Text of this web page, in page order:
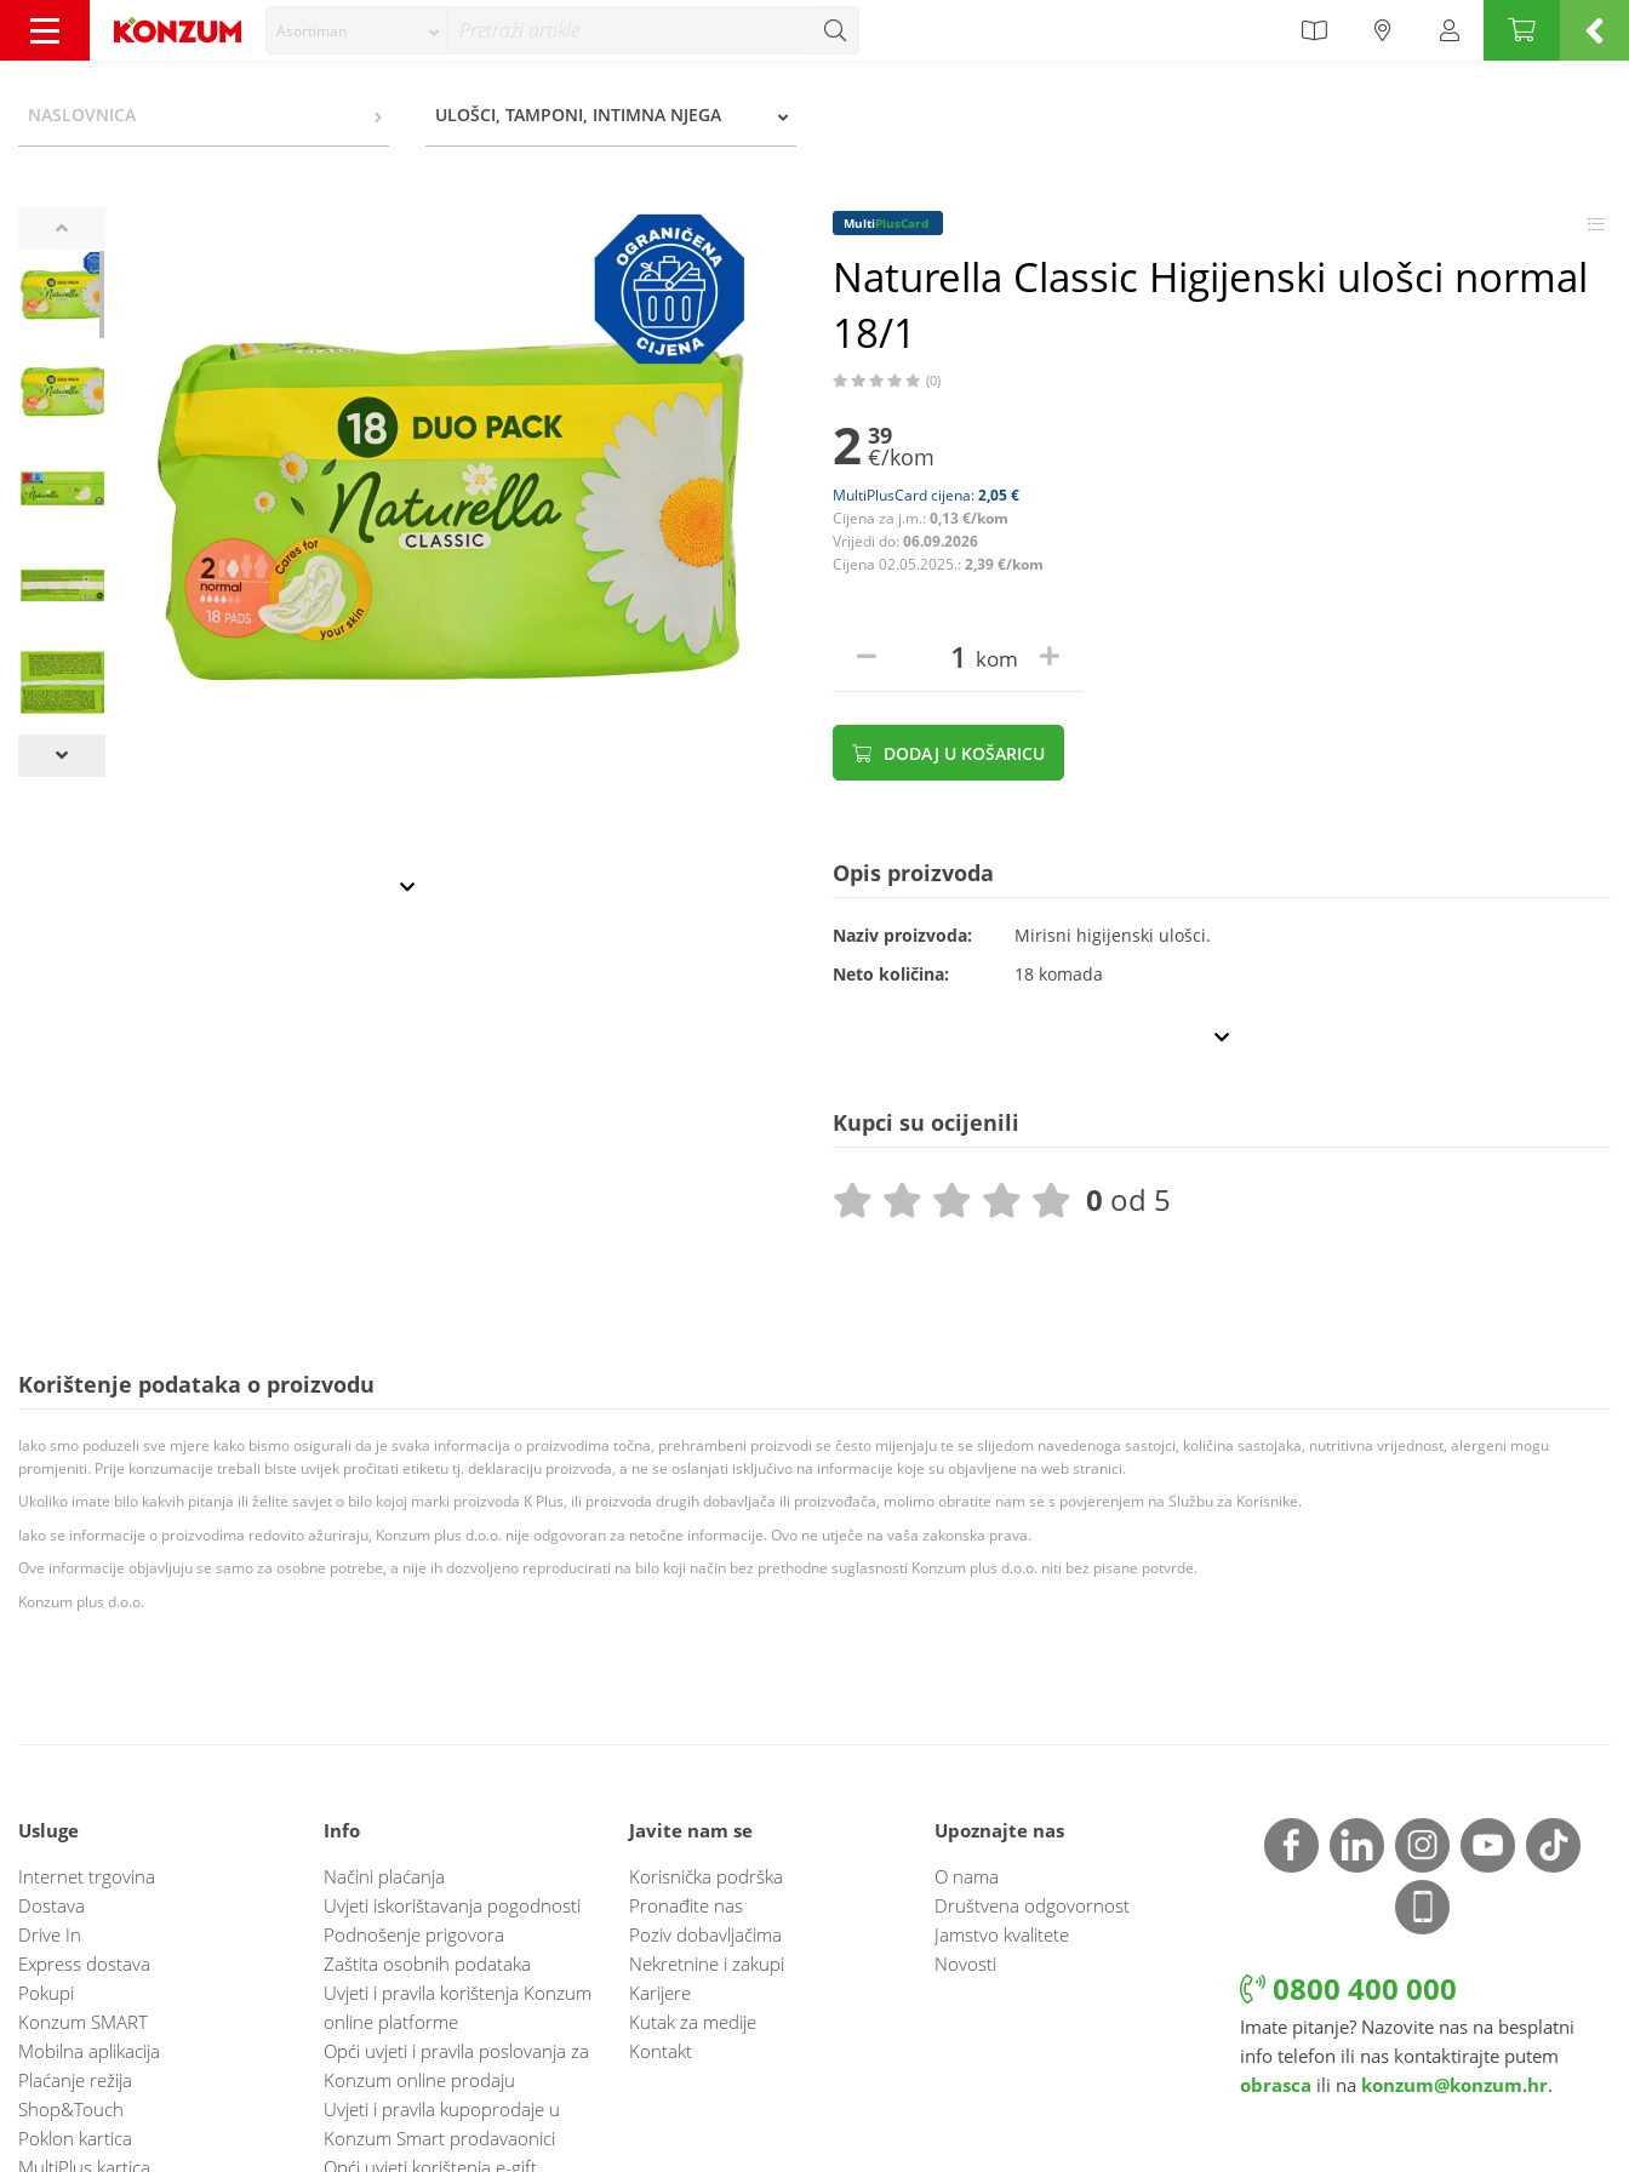
Asortiman
NASLOVNICA ULOŠCI, TAMPONI, INTIMNA NJEGA
MultiPlusCard
Naturella Classic Higijenski ulošci normal
18/1
(0)
2 39
€/kom
MultiPlusCard cijena:2,05 €
Cijena za j.m.: 0,13 €/kom
Vrijedi do: 06.09.2026
Cijena 02.05.2025.: 2,39 €/kom
kom
DODAJ U KOŠARICU
Opis proizvoda
Naziv proizvoda:
Mirisni higijenski ulošci.
Neto količina:
18 komada
Kupci su ocijenili
0 od 5
Korištenje podataka o proizvodu
Iako smo poduzeli sve mjere kako bismo osigurali da je svaka informacija o proizvodima točna, prehrambeni proizvodi se često mijenjaju te se slijedom navedenoga sastojci, količina sastojaka, nutritivna vrijednost, alergeni mogu
promjeniti. Prije konzumacije trebali biste uvijek pročitati etiketu tj. deklaraciju proizvoda, a ne se oslanjati isključivo na informacije koje su objavljene na web stranici.
Ukoliko imate bilo kakvih pitanja ili želite savjet o bilo kojoj marki proizvoda K Plus, ili proizvoda drugih dobavljača ili proizvođača, molimo obratite nam se s povjerenjem na Službu za Korisnike.
Iako se informacije o proizvodima redovito ažuriraju, Konzum plus d.o.o. nije odgovoran za netočne informacije. Ovo ne utječe na vaša zakonska prava.
Ove informacije objavljuju se samo za osobne potrebe, a nije ih dozvoljeno reproducirati na bilo koji način bez prethodne suglasnosti Konzum plus d.o.o. niti bez pisane potvrde.
Konzum plus d.o.o.
Usluge
Internet trgovina
Dostava
Drive In
Express dostava
Pokupi
Konzum SMART
Mobilna aplikacija
Plaćanje režija
Shop&Touch
Poklon kartica
MultiPlus kartica
Info
Načini plaćanja
Uvjeti iskorištavanja pogodnosti
Podnošenje prigovora
Zaštita osobnih podataka
Uvjeti i pravila korištenja Konzum
online platforme
Opći uvjeti i pravila poslovanja za
Konzum online prodaju
Uvjeti i pravila kupoprodaje u
Konzum Smart prodavaonici
Opći uvjeti korištenja e-gift
Javite nam se
Korisnička podrška
Pronađite nas
Poziv dobavljačima
Nekretnine i zakupi
Karijere
Kutak za medije
Kontakt
Upoznajte nas
O nama
Društvena odgovornost
Jamstvo kvalitete
Novosti
0800 400 000
Imate pitanje? Nazovite nas na besplatni
info telefon ili nas kontaktirajte putem
obrasca ili na konzum@konzum.hr.